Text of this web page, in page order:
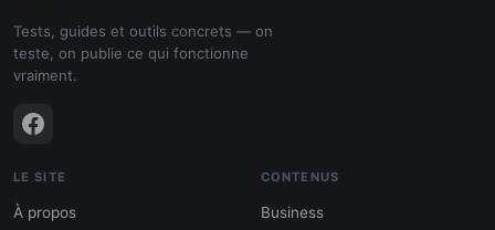
Tests, guides et outils concrets — on
teste, on publie ce qui fonctionne
vraiment.
LE SITE
À propos
CONTENUS
Business